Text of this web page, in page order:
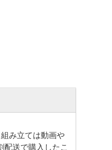
み立ては動画や
配送で購入したこ